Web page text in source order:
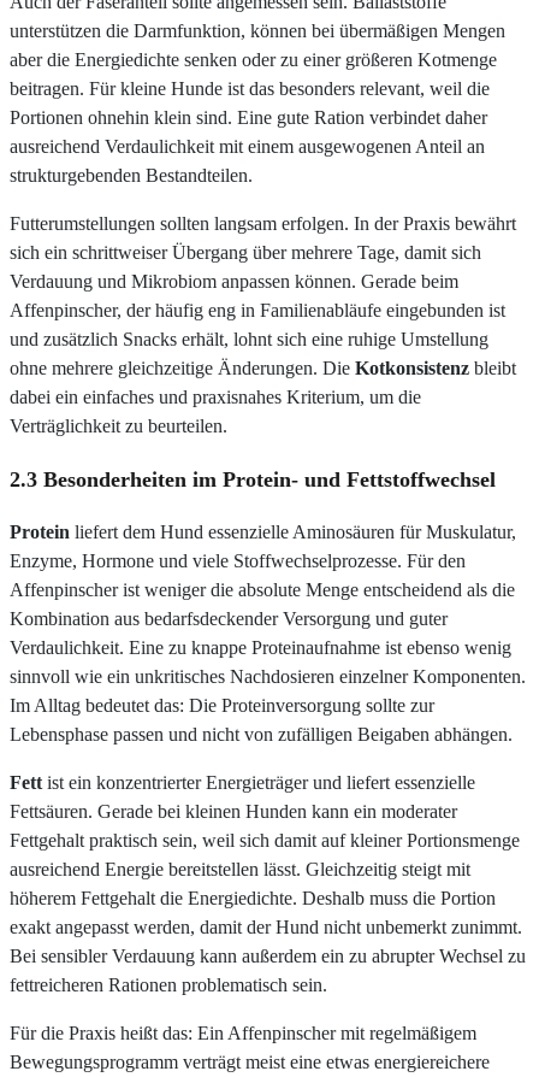
unterstützen die Darmfunktion, können bei übermäßigen Mengen
aber die Energiedichte senken oder zu einer größeren Kotmenge
beitragen. Für kleine Hunde ist das besonders relevant, weil die
Portionen ohnehin klein sind. Eine gute Ration verbindet daher
ausreichend Verdaulichkeit mit einem ausgewogenen Anteil an
strukturgebenden Bestandteilen.
Futterumstellungen sollten langsam erfolgen. In der Praxis bewährt
sich ein schrittweiser Übergang über mehrere Tage, damit sich
Verdauung und Mikrobiom anpassen können. Gerade beim
Affenpinscher, der häufig eng in Familienabläufe eingebunden ist
und zusätzlich Snacks erhält, lohnt sich eine ruhige Umstellung
ohne mehrere gleichzeitige Änderungen. Die Kotkonsistenz bleibt
dabei ein einfaches und praxisnahes Kriterium, um die
Verträglichkeit zu beurteilen.
2.3 Besonderheiten im Protein- und Fettstoffwechsel
Protein liefert dem Hund essenzielle Aminosäuren für Muskulatur,
Enzyme, Hormone und viele Stoffwechselprozesse. Für den
Affenpinscher ist weniger die absolute Menge entscheidend als die
Kombination aus bedarfsdeckender Versorgung und guter
Verdaulichkeit. Eine zu knappe Proteinaufnahme ist ebenso wenig
sinnvoll wie ein unkritisches Nachdosieren einzelner Komponenten.
Im Alltag bedeutet das: Die Proteinversorgung sollte zur
Lebensphase passen und nicht von zufälligen Beigaben abhängen.
Fett ist ein konzentrierter Energieträger und liefert essenzielle
Fettsäuren. Gerade bei kleinen Hunden kann ein moderater
Fettgehalt praktisch sein, weil sich damit auf kleiner Portionsmenge
ausreichend Energie bereitstellen lässt. Gleichzeitig steigt mit
höherem Fettgehalt die Energiedichte. Deshalb muss die Portion
exakt angepasst werden, damit der Hund nicht unbemerkt zunimmt.
Bei sensibler Verdauung kann außerdem ein zu abrupter Wechsel zu
fettreicheren Rationen problematisch sein.
Für die Praxis heißt das: Ein Affenpinscher mit regelmäßigem
Bewegungsprogramm verträgt meist eine etwas energiereichere